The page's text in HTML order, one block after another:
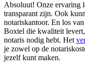
Absoluut! Onze ervaring
transparant zijn. Ook
notariskantoor. En los
Boxtel die kwaliteit
notaris nodig hebt. Het
je zowel op de
jezelf kunt maken.